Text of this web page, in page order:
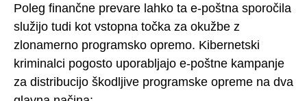
Poleg finančne prevare lahko ta e-poštna sporočila
služijo tudi kot vstopna točka za okužbe z
zlonamerno programsko opremo. Kibernetski
kriminalci pogosto uporabljajo e-poštne kampanje
za distribucijo škodljive programske opreme na dva